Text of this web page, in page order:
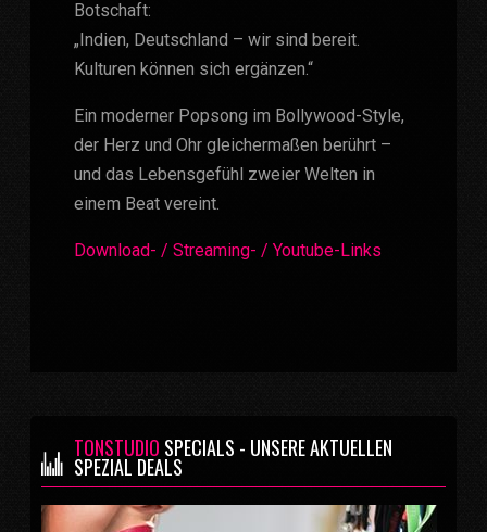
Botschaft:
„Indien, Deutschland – wir sind bereit.
Kulturen können sich ergänzen.“
Ein moderner Popsong im Bollywood-Style,
der Herz und Ohr gleichermaßen berührt –
und das Lebensgefühl zweier Welten in
einem Beat vereint.
Download- / Streaming- / Youtube-Links
TONSTUDIO SPECIALS - UNSERE AKTUELLEN
SPEZIAL DEALS